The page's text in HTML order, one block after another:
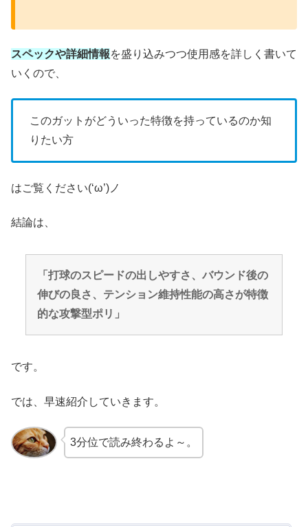
スペックや詳細情報を盛り込みつつ使用感を詳しく書いて
いくので、
このガットがどういった特徴を持っているのか知
りたい方
はご覧ください(‘ω’)ノ
結論は、
「打球のスピードの出しやすさ、バウンド後の
伸びの良さ、テンション維持性能の高さが特徴
的な攻撃型ポリ」
です。
では、早速紹介していきます。
3分位で読み終わるよ～。